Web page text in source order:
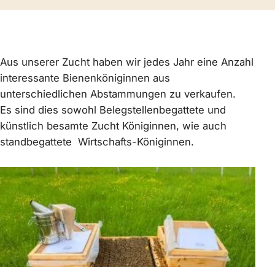
Aus unserer Zucht haben wir jedes Jahr eine Anzahl
interessante Bienenköniginnen aus
unterschiedlichen Abstammungen zu verkaufen.
Es sind dies sowohl Belegstellenbegattete und
künstlich besamte Zucht Königinnen, wie auch
standbegattete Wirtschafts-Königinnen.